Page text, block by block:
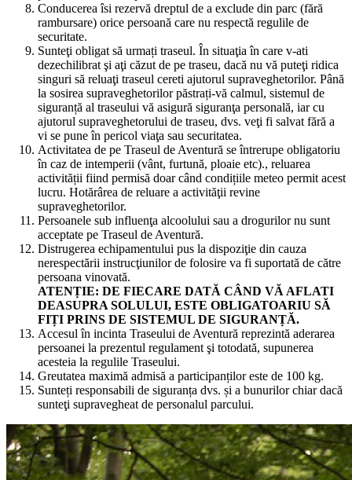
Conducerea îsi rezervă dreptul de a exclude din parc (fără
rambursare) orice persoană care nu respectă regulile de
securitate.
Sunteţi obligat să urmați traseul. În situaţia în care v-ati
dezechilibrat şi aţi căzut de pe traseu, dacă nu vă puteţi ridica
singuri să reluaţi traseul cereti ajutorul supraveghetorilor. Până
la sosirea supraveghetorilor păstrați-vă calmul, sistemul de
siguranță al traseului vă asigură siguranţa personală, iar cu
ajutorul supraveghetorului de traseu, dvs. veţi fi salvat fără a
vi se pune în pericol viaţa sau securitatea.
Activitatea de pe Traseul de Aventură se întrerupe obligatoriu
în caz de intemperii (vânt, furtună, ploaie etc)., reluarea
activității fiind permisă doar când condițiile meteo permit acest
lucru. Hotărârea de reluare a activităţii revine
supraveghetorilor.
Persoanele sub influenţa alcoolului sau a drogurilor nu sunt
acceptate pe Traseul de Aventură.
Distrugerea echipamentului pus la dispoziţie din cauza
nerespectării instrucţiunilor de folosire va fi suportată de către
persoana vinovată.
ATENȚIE: DE FIECARE DATĂ CÂND VĂ AFLATI
DEASUPRA SOLULUI, ESTE OBLIGATOARIU SĂ
FIȚI PRINS DE SISTEMUL DE SIGURANȚĂ.
Accesul în incinta Traseului de Aventură reprezintă aderarea
persoanei la prezentul regulament şi totodată, supunerea
acesteia la regulile Traseului.
Greutatea maximă admisă a participanților este de 100 kg.
Sunteți responsabili de siguranța dvs. și a bunurilor chiar dacă
sunteţi supravegheat de personalul parcului.